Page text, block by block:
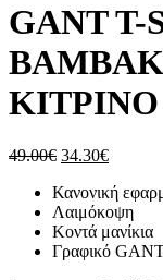
GANT
49.00€ Original
was:
49.00€.
34.30€Η
τιμή
είναι:
34.30€.
Κανονική
Λαιμόκοψη
Κοντά μανίκια
Γραφικό